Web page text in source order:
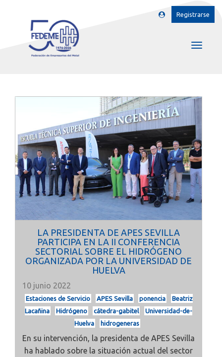
Registrarse
LA PRESIDENTA DE APES SEVILLA
PARTICIPA EN LA II CONFERENCIA
SECTORIAL SOBRE EL HIDRÓGENO
ORGANIZADA POR LA UNIVERSIDAD DE
HUELVA
10 junio 2022
Estaciones de Servicio APES Sevilla ponencia
Beatriz
Lacañina
Hidrógeno cátedra-gabitel
Universidad-de-
Huelva
hidrogeneras
En su intervención, la presidenta de APES Sevilla
ha hablado sobre la situación actual del sector